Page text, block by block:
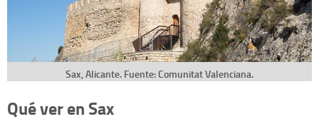
Sax, Alicante. Fuente: Comunitat Valenciana.
Qué ver en Sax